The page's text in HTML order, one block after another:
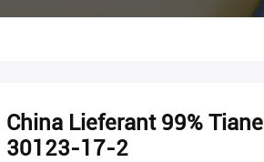
China Lieferant 99%
30123-17-2